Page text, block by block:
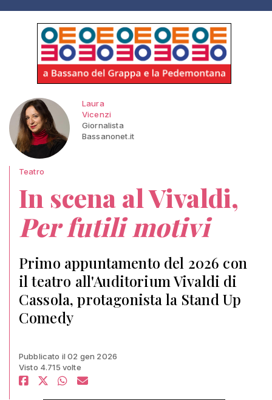
Laura
Vicenzi
Giornalista
Bassanonet.it
Teatro
In scena al Vivaldi,
Per futili motivi
Primo appuntamento del 2026 con
il teatro all'Auditorium Vivaldi di
Cassola, protagonista la Stand Up
Comedy
Pubblicato il 02 gen 2026
Visto 4.715 volte